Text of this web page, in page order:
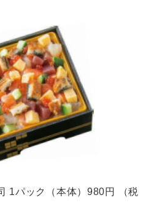
1パック（本体）980円 （税